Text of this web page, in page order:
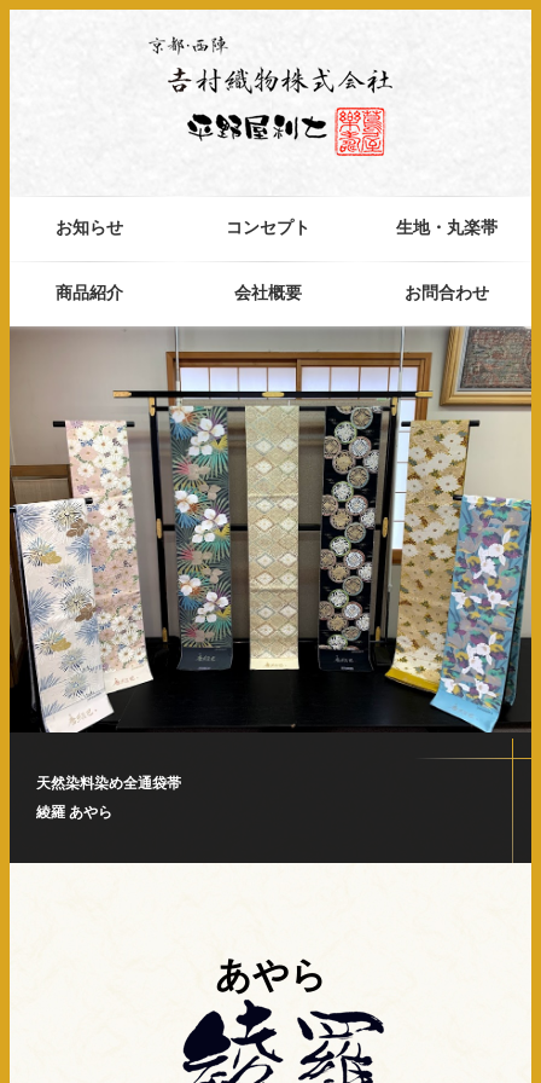
お知らせ コンセプト 生地・丸楽帯
商品紹介 会社概要 お問合わせ
天然染料染め全通袋帯
綾羅 あやら
あやら